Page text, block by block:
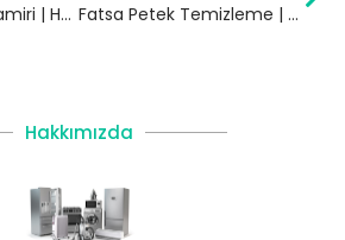
Çukurca Kombi Tamiri | Hakkari Fatsa Petek Temizleme | Ordu
Hakkımızda